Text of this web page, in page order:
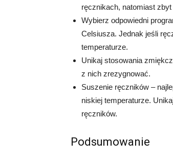
ręcznikach, natomiast
Wybierz odpowiedni
Celsiusza. Jednak jeśli
temperaturze.
Unikaj stosowania
z nich zrezygnować.
Suszenie ręczników –
niskiej temperaturze.
ręczników.
Podsumowanie